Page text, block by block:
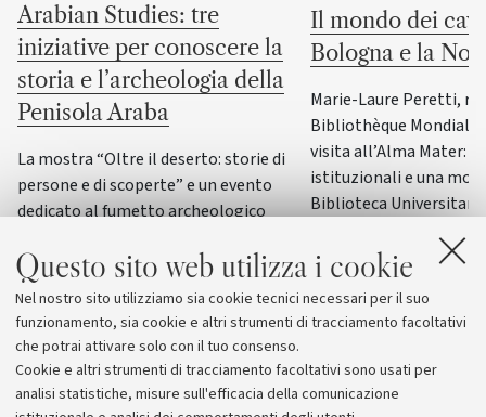
Questo sito web utilizza i cookie
Nel nostro sito utilizziamo sia cookie tecnici necessari per il suo
funzionamento, sia cookie e altri strumenti di tracciamento facoltativi
che potrai attivare solo con il tuo consenso.
Cookie e altri strumenti di tracciamento facoltativi sono usati per
analisi statistiche, misure sull'efficacia della comunicazione
Arabian Studies: tre
iniziative per conoscere la
storia e l’archeologia della
Penisola Araba
La mostra “Oltre il deserto: storie di
persone e di scoperte” e un evento
dedicato al fumetto archeologico
convegno internazionale di
archeologia e storia della Penisola
Araba
Il mondo dei
Bologna e la
Marie-Laure Peretti,
Bibliothèque Mondiale
visita all’Alma Mater:
istituzionali e una
Biblioteca
Italia